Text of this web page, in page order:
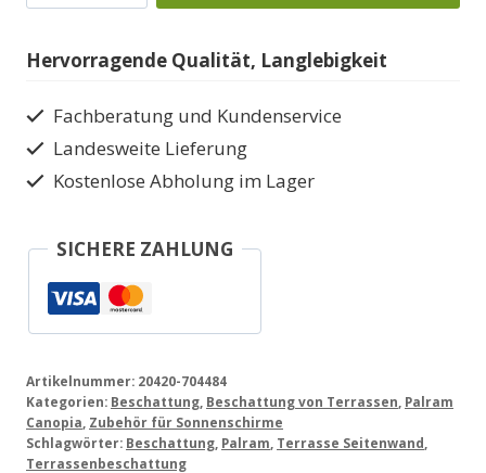
Sichtschutz
Hervorragende Qualität, Langlebigkeit
Fachberatung und Kundenservice
Landesweite Lieferung
Kostenlose Abholung im Lager
SICHERE ZAHLUNG
Artikelnummer: 20420-704484
Kategorien: Beschattung Beschattung von Terrassen Palram
Canopia Zubehör für Sonnenschirme
Schlagwörter: Beschattung Palram Terrasse Seitenwand
Terrassenbeschattung